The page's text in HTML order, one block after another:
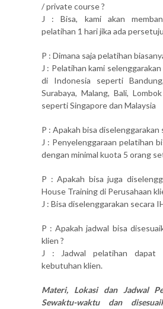
/ private course ?
J : Bisa, kami akan
pelatihan 1 hari jika ada
P : Dimana saja pelatihan
J : Pelatihan kami
di Indonesia seperti
Surabaya, Malang, Bali,
seperti Singapore dan Malaysia
P : Apakah bisa diselenggarakan
J : Penyelenggaraan pelatihan
dengan minimal kuota 5 orang
P : Apakah bisa juga
House Training di Perusahaan
J : Bisa diselenggarakan secara
P : Apakah jadwal bisa
klien ?
J : Jadwal pelatihan dapat
kebutuhan klien.
Materi, Lokasi dan Jadwal
Sewaktu-waktu dan